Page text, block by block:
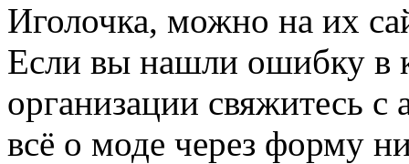
Иголочка, можно на их
Если вы нашли ошибку в
организации свяжитесь
всё о моде через форму